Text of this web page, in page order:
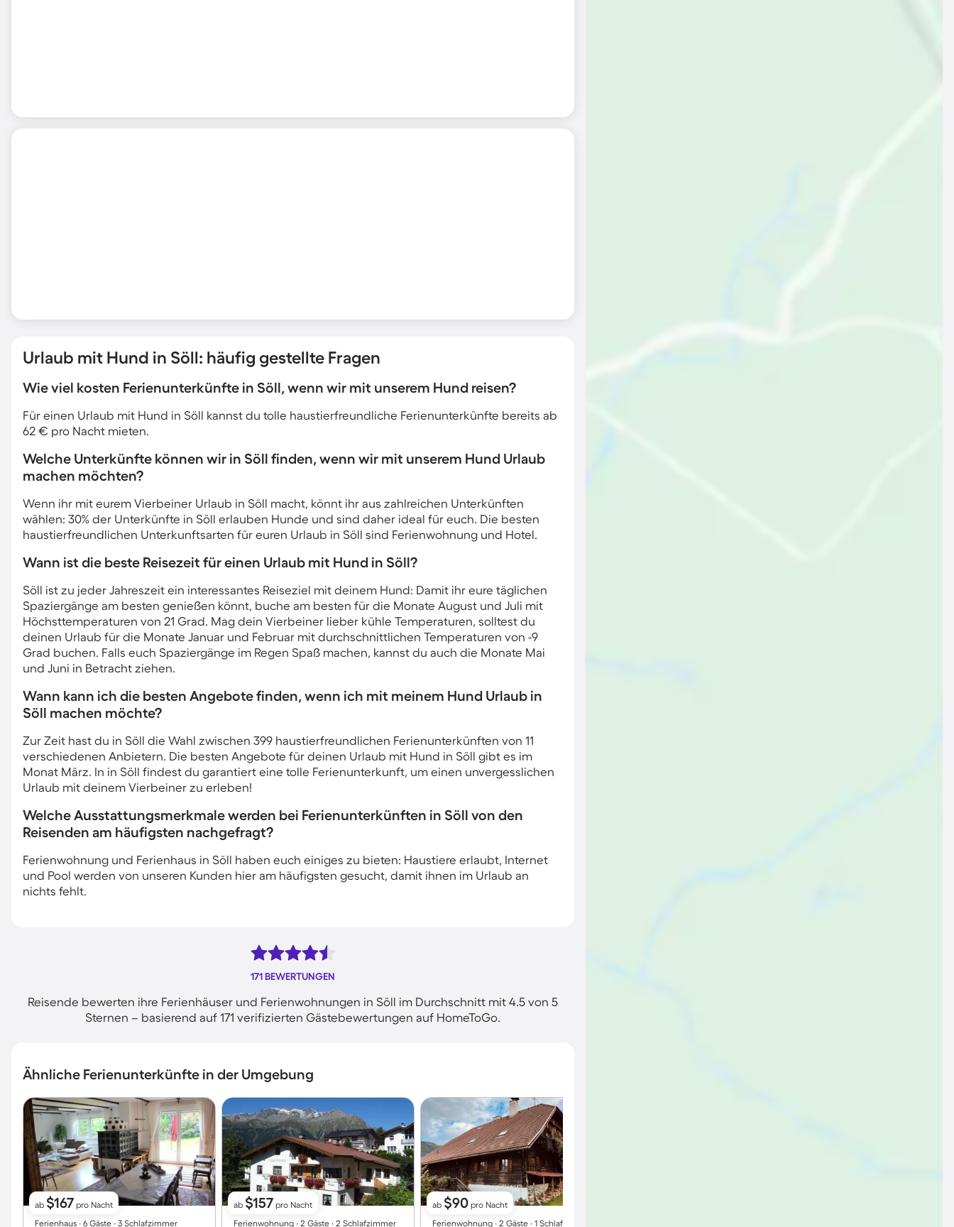
Urlaub mit Hund in Söll: häufig gestellte Fragen
Wie viel kosten Ferienunterkünfte in Söll, wenn wir mit unserem Hund reisen?
Für einen Urlaub mit Hund in Söll kannst du tolle haustierfreundliche Ferienunterkünfte bereits ab
62 € pro Nacht mieten.
Welche Unterkünfte können wir in Söll finden, wenn wir mit unserem Hund Urlaub
machen möchten?
Wenn ihr mit eurem Vierbeiner Urlaub in Söll macht, könnt ihr aus zahlreichen Unterkünften
wählen: 30% der Unterkünfte in Söll erlauben Hunde und sind daher ideal für euch. Die besten
haustierfreundlichen Unterkunftsarten für euren Urlaub in Söll sind Ferienwohnung und Hotel.
Wann ist die beste Reisezeit für einen Urlaub mit Hund in Söll?
Söll ist zu jeder Jahreszeit ein interessantes Reiseziel mit deinem Hund: Damit ihr eure täglichen
Spaziergänge am besten genießen könnt, buche am besten für die Monate August und Juli mit
Höchsttemperaturen von 21 Grad. Mag dein Vierbeiner lieber kühle Temperaturen, solltest du
deinen Urlaub für die Monate Januar und Februar mit durchschnittlichen Temperaturen von -9
Grad buchen. Falls euch Spaziergänge im Regen Spaß machen, kannst du auch die Monate Mai
und Juni in Betracht ziehen.
Wann kann ich die besten Angebote finden, wenn ich mit meinem Hund Urlaub in
Söll machen möchte?
Zur Zeit hast du in Söll die Wahl zwischen 399 haustierfreundlichen Ferienunterkünften von 11
verschiedenen Anbietern. Die besten Angebote für deinen Urlaub mit Hund in Söll gibt es im
Monat März. In in Söll findest du garantiert eine tolle Ferienunterkunft, um einen unvergesslichen
Urlaub mit deinem Vierbeiner zu erleben!
Welche Ausstattungsmerkmale werden bei Ferienunterkünften in Söll von den
Reisenden am häufigsten nachgefragt?
Ferienwohnung und Ferienhaus in Söll haben euch einiges zu bieten: Haustiere erlaubt, Internet
und Pool werden von unseren Kunden hier am häufigsten gesucht, damit ihnen im Urlaub an
nichts fehlt.
171 BEWERTUNGEN
Reisende bewerten ihre Ferienhäuser und Ferienwohnungen in Söll im Durchschnitt mit 4.5 von 5
Sternen – basierend auf 171 verifizierten Gästebewertungen auf HomeToGo.
Ähnliche Ferienunterkünfte in der Umgebung
ab $167 pro Nacht
Ferienhaus ∙ 6 Gäste ∙ 3 Schlafzimmer
ab $157 pro Nacht
Ferienwohnung ∙ 2 Gäste ∙ 2 Schlafzimmer
ab $90 pro Nacht
Ferienwohnung ∙ 2 Gäste ∙ 1 Schlafzimmer